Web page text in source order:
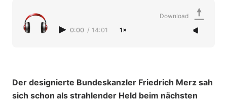
0:00 / 14:01 1×
Download
Der designierte Bundeskanzler Friedrich Merz sah
sich schon als strahlender Held beim nächsten